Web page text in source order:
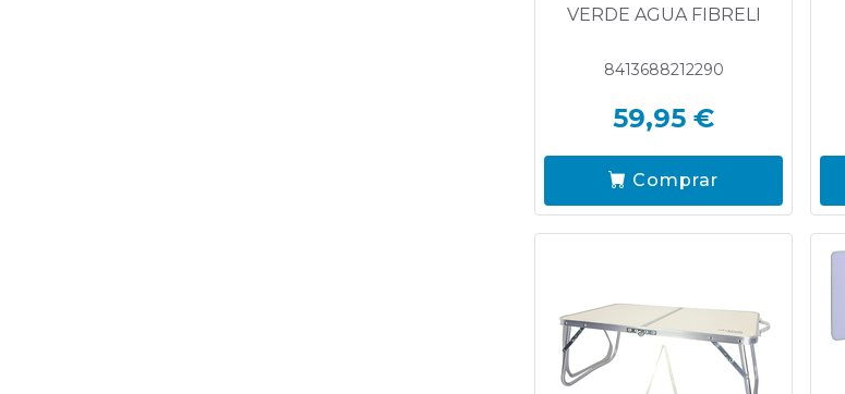
VERDE AGUA FIBRELI
8413688212290
59,95 €
Comprar